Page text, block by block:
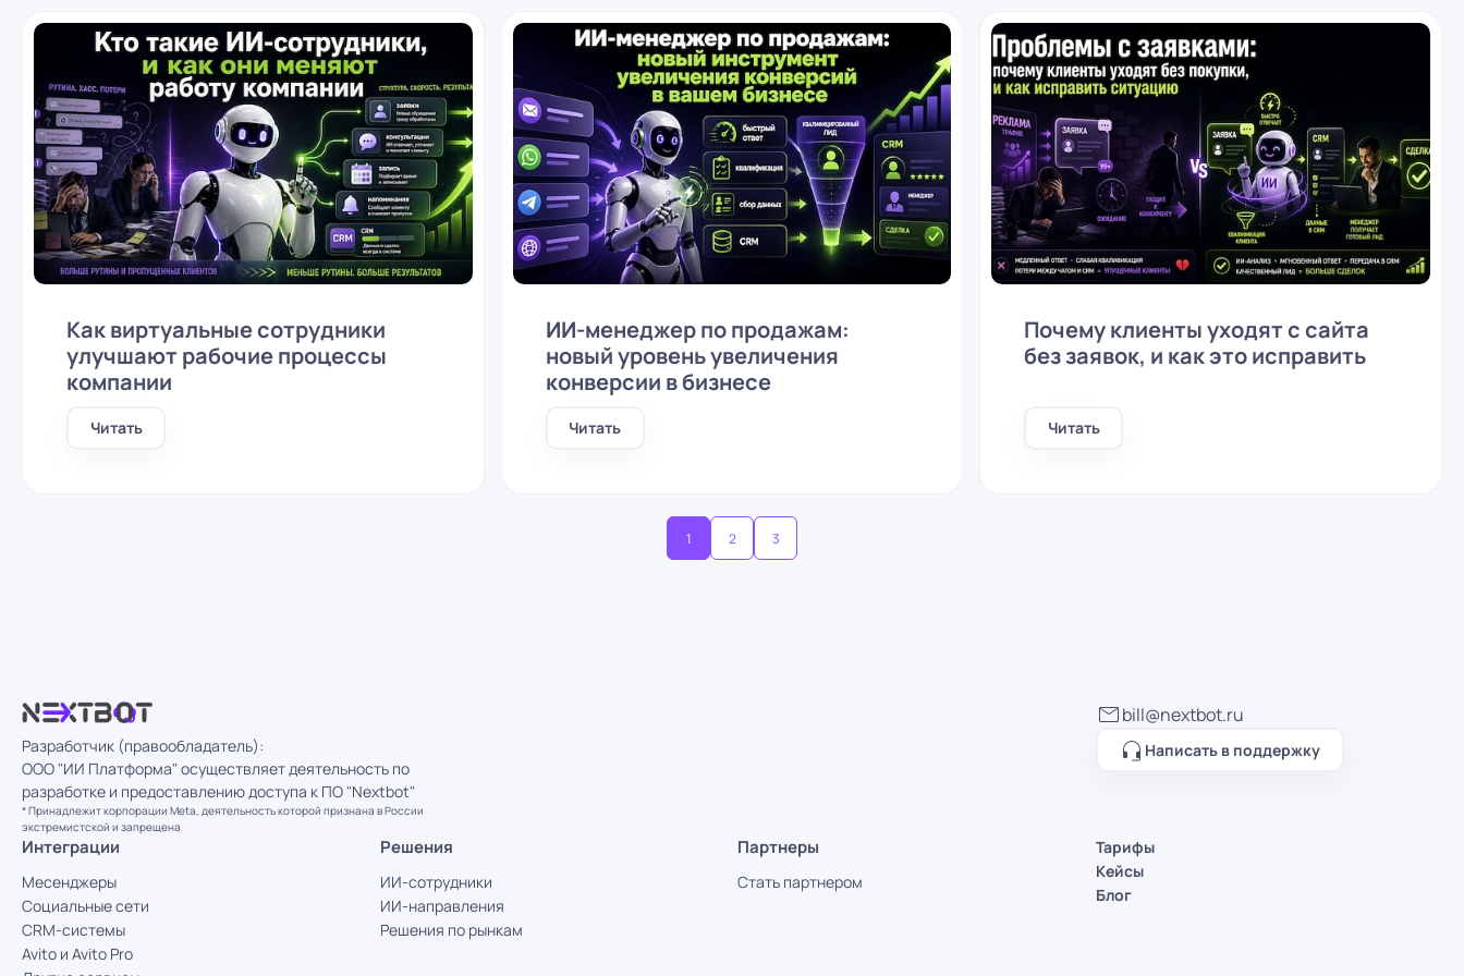
Как виртуальные сотрудники
улучшают рабочие процессы
компании
Читать
ИИ-менеджер по продажам:
новый уровень увеличения
конверсии в бизнесе
Читать
Почему клиенты уходят с сайта
без заявок, и как это исправить
Читать
1 2 3
Разработчик (правообладатель):
ООО "ИИ Платформа" осуществляет деятельность по
разработке и предоставлению доступа к ПО "Nextbot"
* Принадлежит корпорации Meta, деятельность которой признана в России
экстремистской и запрещена
bill@nextbot.ru
Написать в поддержку
Интеграции
Месенджеры
Социальные сети
CRM-системы
Avito и Avito Pro
Решения
ИИ-сотрудники
ИИ-направления
Решения по рынкам
Партнеры
Стать партнером
Тарифы
Кейсы
Блог